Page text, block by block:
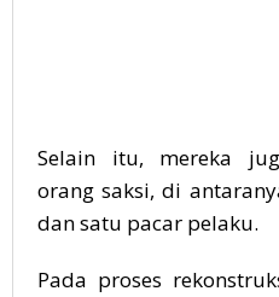
Selain itu, mereka
orang saksi, di
dan satu pacar pelaku.
Pada proses